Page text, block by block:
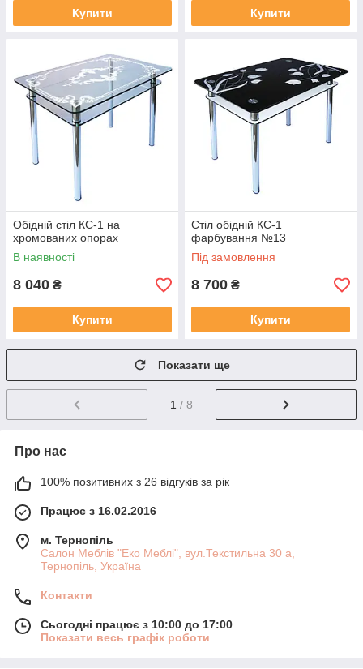
Купити Купити
Обідній стіл КС-1 на
хромованих опорах
В наявності
8 040 ₴
Купити
Стіл обідній КС-1
фарбування №13
Під замовлення
8 700 ₴
Купити
Показати ще
1 / 8
Про нас
100% позитивних з 26 відгуків за рік
Працює з 16.02.2016
м. Тернопіль
Салон Меблів "Еко Меблі", вул.Текстильна 30 а,
Тернопіль, Україна
Контакти
Сьогодні працює з 10:00 до 17:00
Показати весь графік роботи